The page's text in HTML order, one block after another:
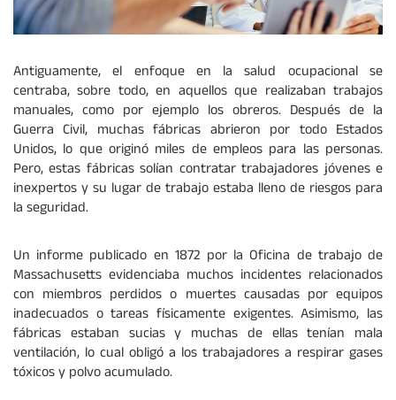
Antiguamente, el enfoque en la salud ocupacional se
centraba, sobre todo, en aquellos que realizaban trabajos
manuales, como por ejemplo los obreros. Después de la
Guerra Civil, muchas fábricas abrieron por todo Estados
Unidos, lo que originó miles de empleos para las personas.
Pero, estas fábricas solían contratar trabajadores jóvenes e
inexpertos y su lugar de trabajo estaba lleno de riesgos para
la seguridad.
Un informe publicado en 1872 por la Oficina de trabajo de
Massachusetts evidenciaba muchos incidentes relacionados
con miembros perdidos o muertes causadas por equipos
inadecuados o tareas físicamente exigentes. Asimismo, las
fábricas estaban sucias y muchas de ellas tenían mala
ventilación, lo cual obligó a los trabajadores a respirar gases
tóxicos y polvo acumulado.